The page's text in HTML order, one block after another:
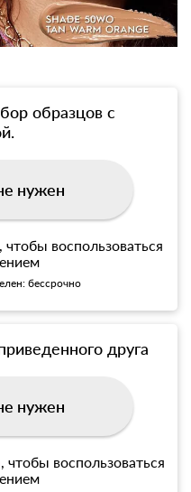
образцов с
нужен
, чтобы воспользоваться
бессрочно
друга
нужен
, чтобы воспользоваться